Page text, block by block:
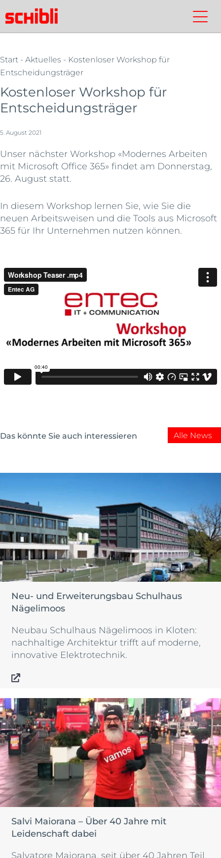
Inhalt
springen
Schibli-
Kontakt Suchen
Start - Aktuelles - Kostenloser Workshop für
Entscheidungsträger
Kostenloser Workshop für
Entscheidungsträger
5. August 2021
Unser nächster Workshop «Modernes Arbeiten
mit Microsoft Office 365» findet am Donnerstag,
26. August statt.
In diesem Workshop lernen Sie, wie Sie die
neuen Arbeitsweisen und die Tools aus Microsoft
365 für Ihr Unternehmen nutzen können.
Das könnte Sie auch interessieren Alle News
Neu- und Erweiterungsbau Schulhaus
Nägelimoos
Neubau Schulhaus Nägelimoos in Kloten:
nachhaltige Architektur trifft auf moderne,
innovative Elektrotechnik.
Salvi Maiorana – Über 40 Jahre mit
Leidenschaft dabei
Salvatore Maiorana, seit über 40 Jahren Teil